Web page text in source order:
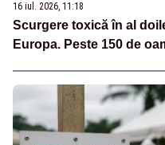
16 iul. 2026, 11:18
Scurgere toxică în al
Europa. Peste 150 de